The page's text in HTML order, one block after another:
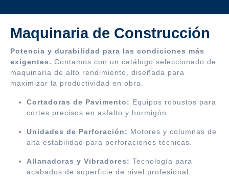
de
apertura
Maquinaria de Construcción
Potencia y durabilidad para las condiciones más
exigentes. Contamos con un catálogo seleccionado de
maquinaria de alto rendimiento, diseñada para
maximizar la productividad en obra.
Cortadoras de Pavimento: Equipos robustos para
cortes precisos en asfalto y hormigón.
Unidades de Perforación: Motores y columnas de
alta estabilidad para perforaciones técnicas.
Allanadoras y Vibradores: Tecnología para
acabados de superficie de nivel profesional.